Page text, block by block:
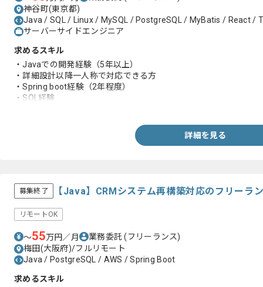
神谷町(東京都)
Java / SQL / Linux / MySQL / PostgreSQL / MyBatis / React /
サーバーサイドエンジニア
求めるスキル
・Javaでの開発経験（5年以上）
・詳細設計以降一人称で対応できる方
・Spring boot経験（2年程度）
・SQL経験
詳細を見る
募集終了 【Java】CRMシステム再構築対応のフリーラ
リモートOK
〜55万円／月 業務委託(フリーランス)
梅田(大阪府)/フルリモート
Java / PostgreSQL / AWS / Spring Boot
求めるスキル